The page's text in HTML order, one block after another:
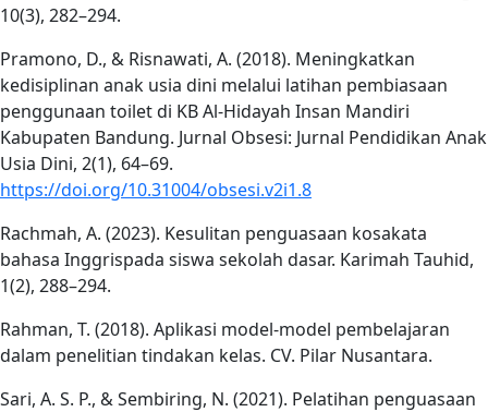
10(3), 282–294.
Pramono, D., & Risnawati, A. (2018). Meningkatkan
kedisiplinan anak usia dini melalui latihan pembiasaan
penggunaan toilet di KB Al-Hidayah Insan Mandiri
Kabupaten Bandung. Jurnal Obsesi: Jurnal Pendidikan Anak
Usia Dini, 2(1), 64–69.
https://doi.org/10.31004/obsesi.v2i1.8
Rachmah, A. (2023). Kesulitan penguasaan kosakata
bahasa Inggrispada siswa sekolah dasar. Karimah Tauhid,
1(2), 288–294.
Rahman, T. (2018). Aplikasi model-model pembelajaran
dalam penelitian tindakan kelas. CV. Pilar Nusantara.
Sari, A. S. P., & Sembiring, N. (2021). Pelatihan penguasaan